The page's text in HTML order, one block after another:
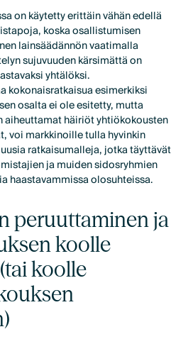
on käytetty erittäin vähän edellä
koska osallistumisen
lainsäädännön vaatimalla
sujuvuuden kärsimättä on
yhtälöksi.
kokonaisratkaisua esimerkiksi
osalta ei ole esitetty, mutta
aiheuttamat häiriöt yhtiökokousten
voi markkinoille tulla hyvinkin
ratkaisumalleja, jotka täyttävät
ja muiden sidosryhmien
haastavammissa olosuhteissa.
peruuttaminen ja
koolle
koolle